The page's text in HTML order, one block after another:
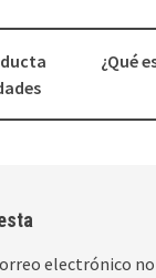
¿Qué
electrónico